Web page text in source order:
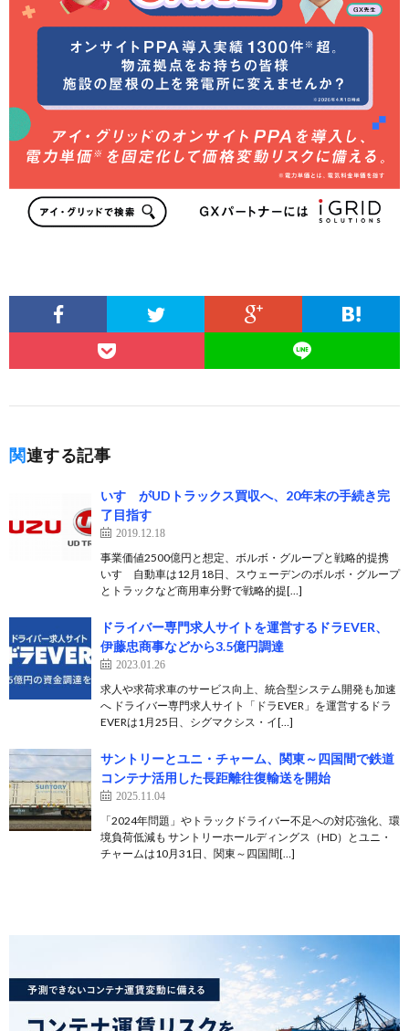
関連する記事
いすゞがUDトラックス買収へ、20年末の手続き完
了目指す
2019.12.18
事業価値2500億円と想定、ボルボ・グループと戦略的提携
いすゞ自動車は12月18日、スウェーデンのボルボ・グループ
とトラックなど商用車分野で戦略的提[…]
ドライバー専⾨求⼈サイトを運営するドラEVER、
伊藤忠商事などから3.5億円調達
2023.01.26
求人や求荷求車のサービス向上、統合型システム開発も加速
へ ドライバー専門求人サイト「ドラEVER」を運営するドラ
EVERは1月25日、シグマクシス・イ[…]
サントリーとユニ・チャーム、関東～四国間で鉄道
コンテナ活用した長距離往復輸送を開始
2025.11.04
「2024年問題」やトラックドライバー不足への対応強化、環
境負荷低減も サントリーホールディングス（HD）とユニ・
チャームは10月31日、関東～四国間[…]